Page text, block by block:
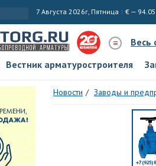
7 Августа 2026г, Пятница € —
Весь
Вестник арматуростроителя
Новости Заводы и